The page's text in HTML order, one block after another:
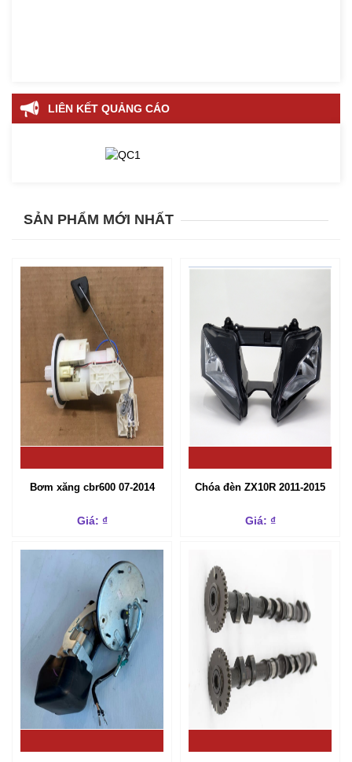
LIÊN KẾT QUẢNG CÁO
SẢN PHẨM MỚI NHẤT
Bơm xăng cbr600 07-2014
Giá: ₫
Chóa đèn ZX10R 2011-2015
Giá: ₫